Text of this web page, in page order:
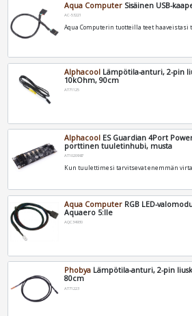
Aqua Computer Sisäinen USB-
AC-53221
Aqua Computerin tuotteilla teet haaveistasi
Alphacool Lämpötila-anturi, 2-pin
10kOhm, 90cm
AT71125
Alphacool ES Guardian 4Port
porttinen tuuletinhubi, musta
AT1020987
Kun tuulettimesi tarvitsevat enemmän
Aqua Computer RGB LED-
Aquaero 5:lle
AQC34930
Phobya Lämpötila-anturi, 2-pin
80cm
AT71223